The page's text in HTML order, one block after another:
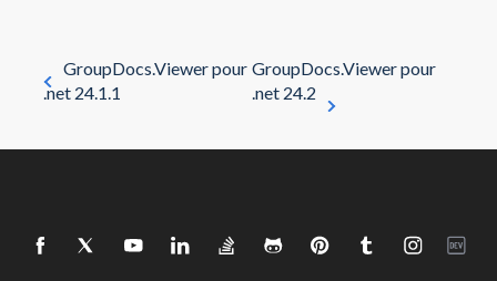
GroupDocs.Viewer pour
.net 24.1.1
GroupDocs.Viewer pour
.net 24.2